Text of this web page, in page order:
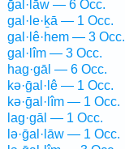
ḡal·lāw — 6 Occ.
gal·le·ḵā — 1 Occ.
gal·lê·hem — 3 Occ.
gal·lîm — 3 Occ.
hag·gāl — 6 Occ.
kə·ḡal·lê — 1 Occ.
kə·ḡal·lîm — 1 Occ.
lag·gāl — 1 Occ.
lə·ḡal·lāw — 1 Occ.